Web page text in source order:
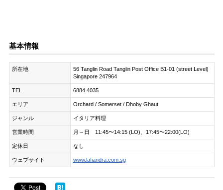
基本情報
所在地
56 Tanglin Road Tanglin Post Office B1-01 (street Level)
Singapore 247964
TEL 6884 4035
エリア Orchard / Somerset / Dhoby Ghaut
ジャンル イタリア料理
営業時間 月～日 11:45〜14:15 (LO)、17:45〜22:00(LO)
定休日 なし
ウェブサイト www.lafiandra.com.sg